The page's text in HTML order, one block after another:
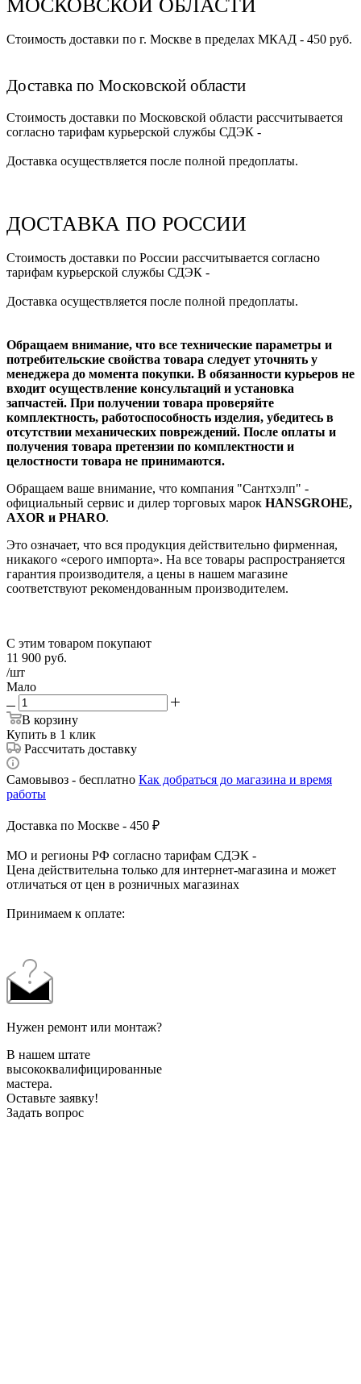
МОСКОВСКОЙ ОБЛАСТИ
Стоимость доставки по г. Москве в пределах МКАД - 450 руб.
Доставка по Московской области
Стоимость доставки по Московской области рассчитывается
согласно тарифам курьерской службы СДЭК -
Доставка осуществляется после полной предоплаты.
ДОСТАВКА ПО РОССИИ
Стоимость доставки по России рассчитывается согласно
тарифам курьерской службы СДЭК -
Доставка осуществляется после полной предоплаты.
Обращаем внимание, что все технические параметры и
потребительские свойства товара следует уточнять у
менеджера до момента покупки. В обязанности курьеров не
входит осуществление консультаций и установка
запчастей. При получении товара проверяйте
комплектность, работоспособность изделия, убедитесь в
отсутствии механических повреждений. После оплаты и
получения товара претензии по комплектности и
целостности товара не принимаются.
Обращаем ваше внимание, что компания "Сантхэлп" -
официальный сервис и дилер торговых марок HANSGROHE,
AXOR и PHARO.
Это означает, что вся продукция действительно фирменная,
никакого «серого импорта». На все товары распространяется
гарантия производителя, а цены в нашем магазине
соответствуют рекомендованным производителем.
С этим товаром покупают
11 900 руб.
/шт
Мало
В корзину
Купить в 1 клик
Рассчитать доставку
Самовывоз - бесплатно Как добраться до магазина и время
работы
Доставка по Москве - 450 ₽
МО и регионы РФ согласно тарифам СДЭК -
Цена действительна только для интернет-магазина и может
отличаться от цен в розничных магазинах
Принимаем к оплате:
Нужен ремонт или монтаж?
В нашем штате
высококвалифицированные
мастера.
Оставьте заявку!
Задать вопрос